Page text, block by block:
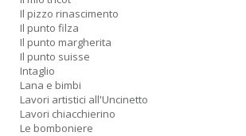
Il pizzo rinascimento
Il punto filza
Il punto margherita
Il punto suisse
Intaglio
Lana e bimbi
Lavori artistici all'Uncinetto
Lavori chiacchierino
Le bomboniere